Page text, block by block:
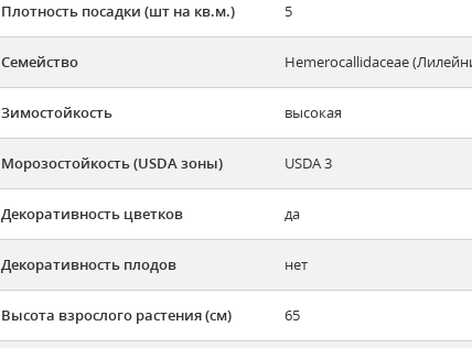
Плотность посадки (шт на кв.м.) 5
Семейство Hemerocallidaceae
Зимостойкость высокая
Морозостойкость (USDA зоны) USDA 3
Декоративность цветков да
Декоративность плодов нет
Высота взрослого растения (см) 65